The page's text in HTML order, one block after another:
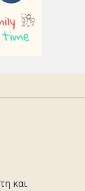
και